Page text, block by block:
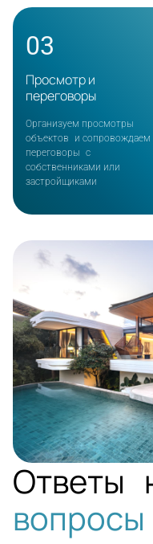
03
Просмотр и
переговоры
Организуем просмотры
объектов и сопровождаем
переговоры с
собственниками или
застройщиками
Ответы
вопросы